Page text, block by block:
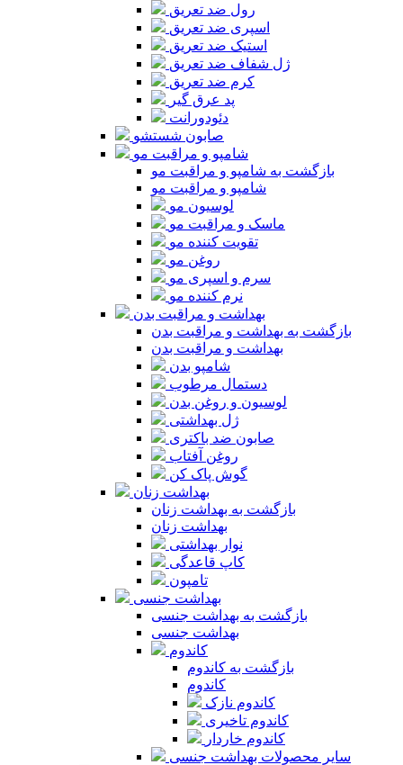
رول ضد تعریق
اسپری ضد تعریق
استیک ضد تعریق
ژل شفاف ضد تعریق
کرم ضد تعریق
پد عرق گیر
دئودورانت
صابون شستشو
شامپو و مراقبت مو
بازگشت به شامپو و مراقبت مو
شامپو و مراقبت مو
لوسیون مو
ماسک و مراقبت مو
تقویت کننده مو
روغن مو
سرم و اسپری مو
نرم کننده مو
بهداشت و مراقبت بدن
بازگشت به بهداشت و مراقبت بدن
بهداشت و مراقبت بدن
شامپو بدن
دستمال مرطوب
لوسیون و روغن بدن
ژل بهداشتی
صابون ضد باکتری
روغن آفتاب
گوش پاک کن
بهداشت زنان
بازگشت به بهداشت زنان
بهداشت زنان
نوار بهداشتی
کاپ قاعدگی
تامپون
بهداشت جنسی
بازگشت به بهداشت جنسی
بهداشت جنسی
کاندوم
بازگشت به کاندوم
کاندوم
کاندوم نازک
کاندوم تاخیری
کاندوم خاردار
سایر محصولات بهداشت جنسی